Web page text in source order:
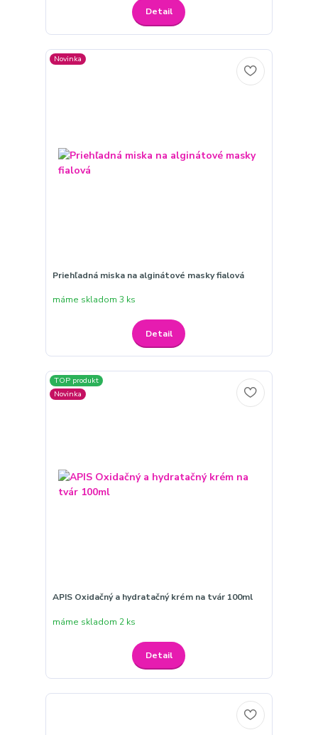
Detail
Novinka
Priehľadná miska na alginátové masky fialová
máme skladom 3 ks
Detail
TOP produkt
Novinka
APIS Oxidačný a hydratačný krém na tvár 100ml
máme skladom 2 ks
Detail